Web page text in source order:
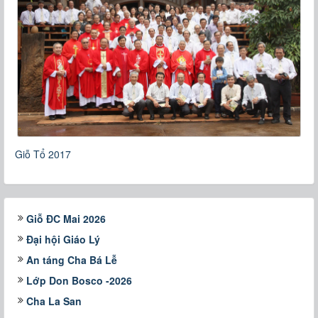
Giỗ Tổ 2017
Giỗ ĐC Mai 2026
Đại hội Giáo Lý
An táng Cha Bá Lễ
Lớp Don Bosco -2026
Cha La San